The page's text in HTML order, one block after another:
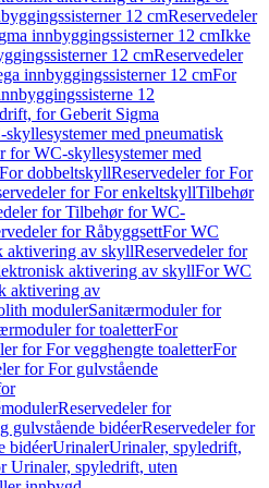
12 cmReservedeler
innbyggingssisterner 12 cmIkke
12 cmReservedeler
innbyggingssisterner 12 cmFor
12
for Geberit Sigma
skyllesystemer med pneumatisk
for WC-skyllesystemer med
For dobbeltskyllReservedeler for For
for For enkeltskyllTilbehør
for Tilbehør for WC-
for RåbyggsettFor WC
aktivering av skyllReservedeler for
aktivering av skyllFor WC
aktivering av
modulerSanitærmoduler for
for toaletterFor
for For vegghengte toaletterFor
for For gulvstående
Reservedeler for
gulvstående bidéerReservedeler for
bidéerUrinalerUrinaler, spyledrift,
Urinaler, spyledrift, uten